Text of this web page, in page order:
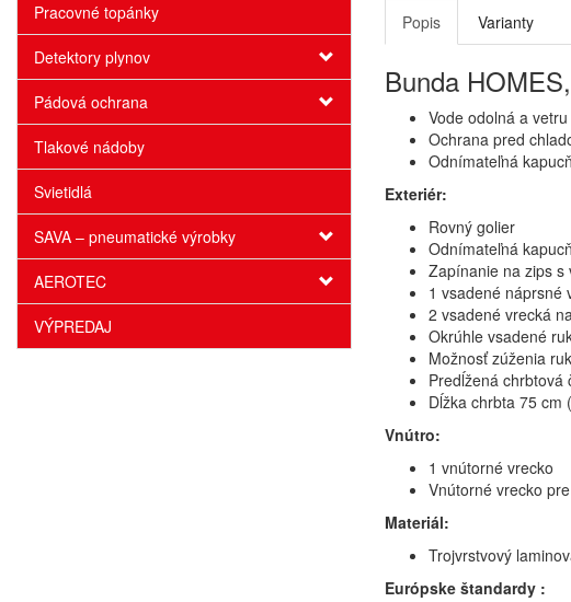
Pracovné topánky
Detektory plynov
Pádová ochrana
Tlakové nádoby
Svietidlá
SAVA – pneumatické výrobky
AEROTEC
VÝPREDAJ
Popis Varianty
Bunda
Vode odolná a
Ochrana pred
Odnímateľná
Exteriér:
Rovný golier
Odnímateľná
Zapínanie na zips s
1 vsadené náprsné
2 vsadené vrecká
Okrúhle vsadené
Možnosť zúženia
Predĺžená chrbtová
Dĺžka chrbta 75 cm
Vnútro:
1 vnútorné vrecko
Vnútorné vrecko
Materiál:
Trojvrstvový
Európske štandardy :